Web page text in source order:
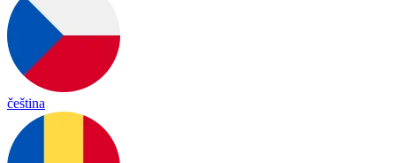
čeština